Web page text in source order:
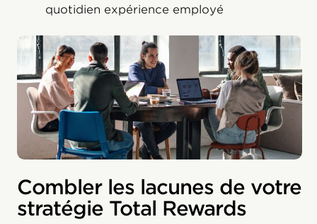
quotidien expérience employé
Combler les lacunes de votre
stratégie Total Rewards